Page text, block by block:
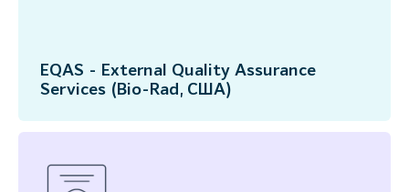
EQAS - External Quality Assurance
Services (Bio-Rad, США)